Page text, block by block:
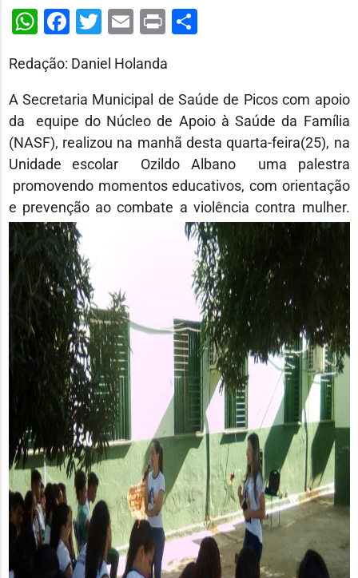
WhatsApp
Facebook
Twitter
Email
PrintShare
Redação: Daniel Holanda
A Secretaria Municipal de Saúde de Picos com apoio
da equipe do Núcleo de Apoio à Saúde da Família
(NASF), realizou na manhã desta quarta-feira(25), na
Unidade escolar Ozildo Albano uma palestra
promovendo momentos educativos, com orientação
e prevenção ao combate a violência contra mulher.